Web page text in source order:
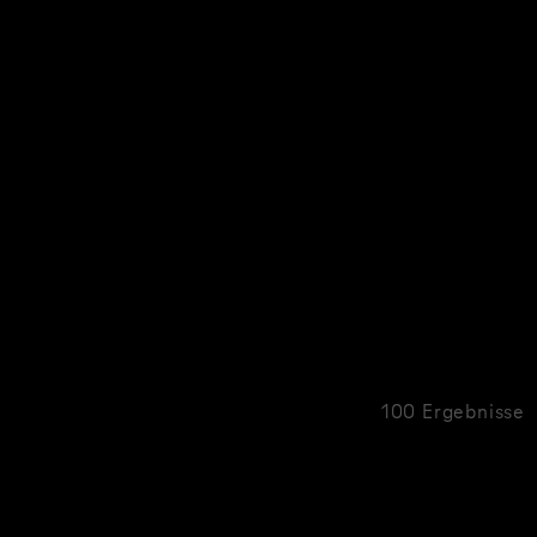
100 Ergebnisse